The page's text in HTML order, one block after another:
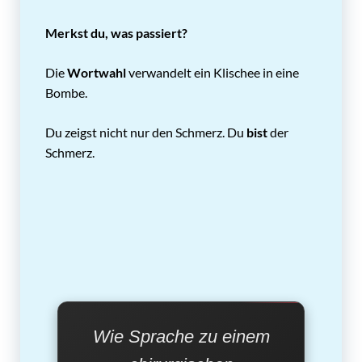
Merkst du, was passiert?
DieWortwahlverwandelt ein Klischee in eine
Bombe.
Du zeigst nicht nur den Schmerz. Du bistder
Schmerz.
Wie Sprache zu einem